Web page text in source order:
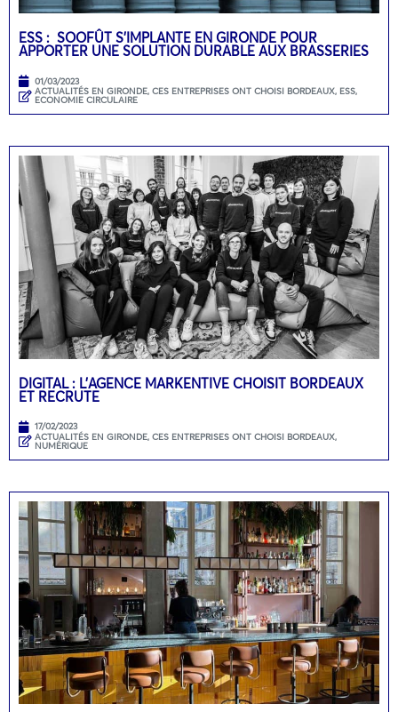
ESS : SOOFÛT S’IMPLANTE EN GIRONDE POUR
APPORTER UNE SOLUTION DURABLE AUX BRASSERIES
01/03/2023
ACTUALITÉS EN GIRONDE, CES ENTREPRISES ONT CHOISI BORDEAUX, ESS,
ECONOMIE CIRCULAIRE
DIGITAL : L’AGENCE MARKENTIVE CHOISIT BORDEAUX
ET RECRUTE
17/02/2023
ACTUALITÉS EN GIRONDE, CES ENTREPRISES ONT CHOISI BORDEAUX,
NUMÉRIQUE